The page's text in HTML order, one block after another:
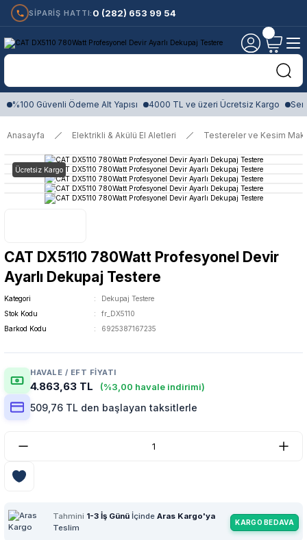
SİPARİŞ HATTI: 0 (282) 653 99 54
%100 Güvenli Ödeme Alt Yapısı 4000 TL ve üzeri Ücretsiz Kargo
Anasayfa Elektrikli & Akülü El Aletleri Testereler ve Kesim
Ücretsiz Kargo
CAT DX5110 780Watt Profesyonel Devir
Ayarlı Dekupaj Testere
Kategori
Dekupaj Testere
Stok Kodu
fr_DX5110
Barkod Kodu
6925387167235
HAVALE / EFT FIYATI
4.863,63 TL (%3,00 havale indirimi)
509,76 TL den başlayan taksitlerle
Tahmini 1-3 İş Günü İçinde Aras Kargo'ya
Teslim
KARGO BEDAVA